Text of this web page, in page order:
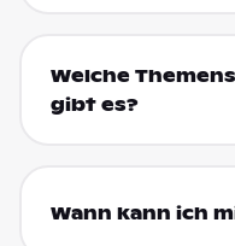
Welche
gibt es?
Wann kann ich